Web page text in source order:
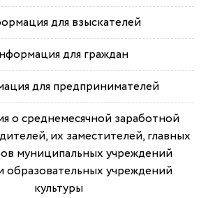
для взыскателей
для граждан
для предпринимателей
о среднемесячной заработной
их заместителей, главных
муниципальных учреждений
образовательных учреждений
культуры